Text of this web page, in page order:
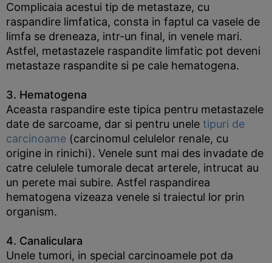
Complicaia acestui tip de metastaze, cu
raspandire limfatica, consta in faptul ca vasele de
limfa se dreneaza, intr-un final, in venele mari.
Astfel, metastazele raspandite limfatic pot deveni
metastaze raspandite si pe cale hematogena.
3. Hematogena
Aceasta raspandire este tipica pentru metastazele
date de sarcoame, dar si pentru unele tipuri de
carcinoame (carcinomul celulelor renale, cu
origine in rinichi). Venele sunt mai des invadate de
catre celulele tumorale decat arterele, intrucat au
un perete mai subire. Astfel raspandirea
hematogena vizeaza venele si traiectul lor prin
organism.
4. Canaliculara
Unele tumori, in special carcinoamele pot da